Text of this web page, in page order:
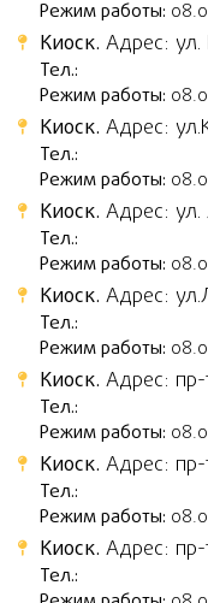
Режим работы:
Киоск. Адрес:
Тел.:
Режим работы:
Киоск. Адрес:
Тел.:
Режим работы:
Киоск. Адрес:
Тел.:
Режим работы:
Киоск. Адрес:
Тел.:
Режим работы:
Киоск. Адрес:
Тел.:
Режим работы:
Киоск. Адрес:
Тел.:
Режим работы:
Киоск. Адрес:
Тел.: